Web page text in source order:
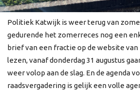
Politiek Katwijk is weer terug van
gedurende het zomerreces nog een
brief van een fractie op de website van
lezen, vanaf donderdag 31 augustus
weer volop aan de slag. En de agenda
raadsvergadering is gelijk een volle